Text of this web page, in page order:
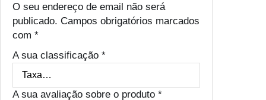
O seu endereço de email não será
publicado. Campos obrigatórios marcados
com *
A sua classificação *
A sua avaliação sobre o produto *